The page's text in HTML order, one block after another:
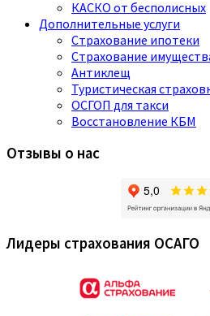
КАСКО от бесполисных
Дополнительные услуги
Страхование ипотеки
Страхование
Антиклещ
Туристическая
ОСГОП для такси
Восстановление КБМ
Отзывы о нас
Лидеры страхования ОСАГО